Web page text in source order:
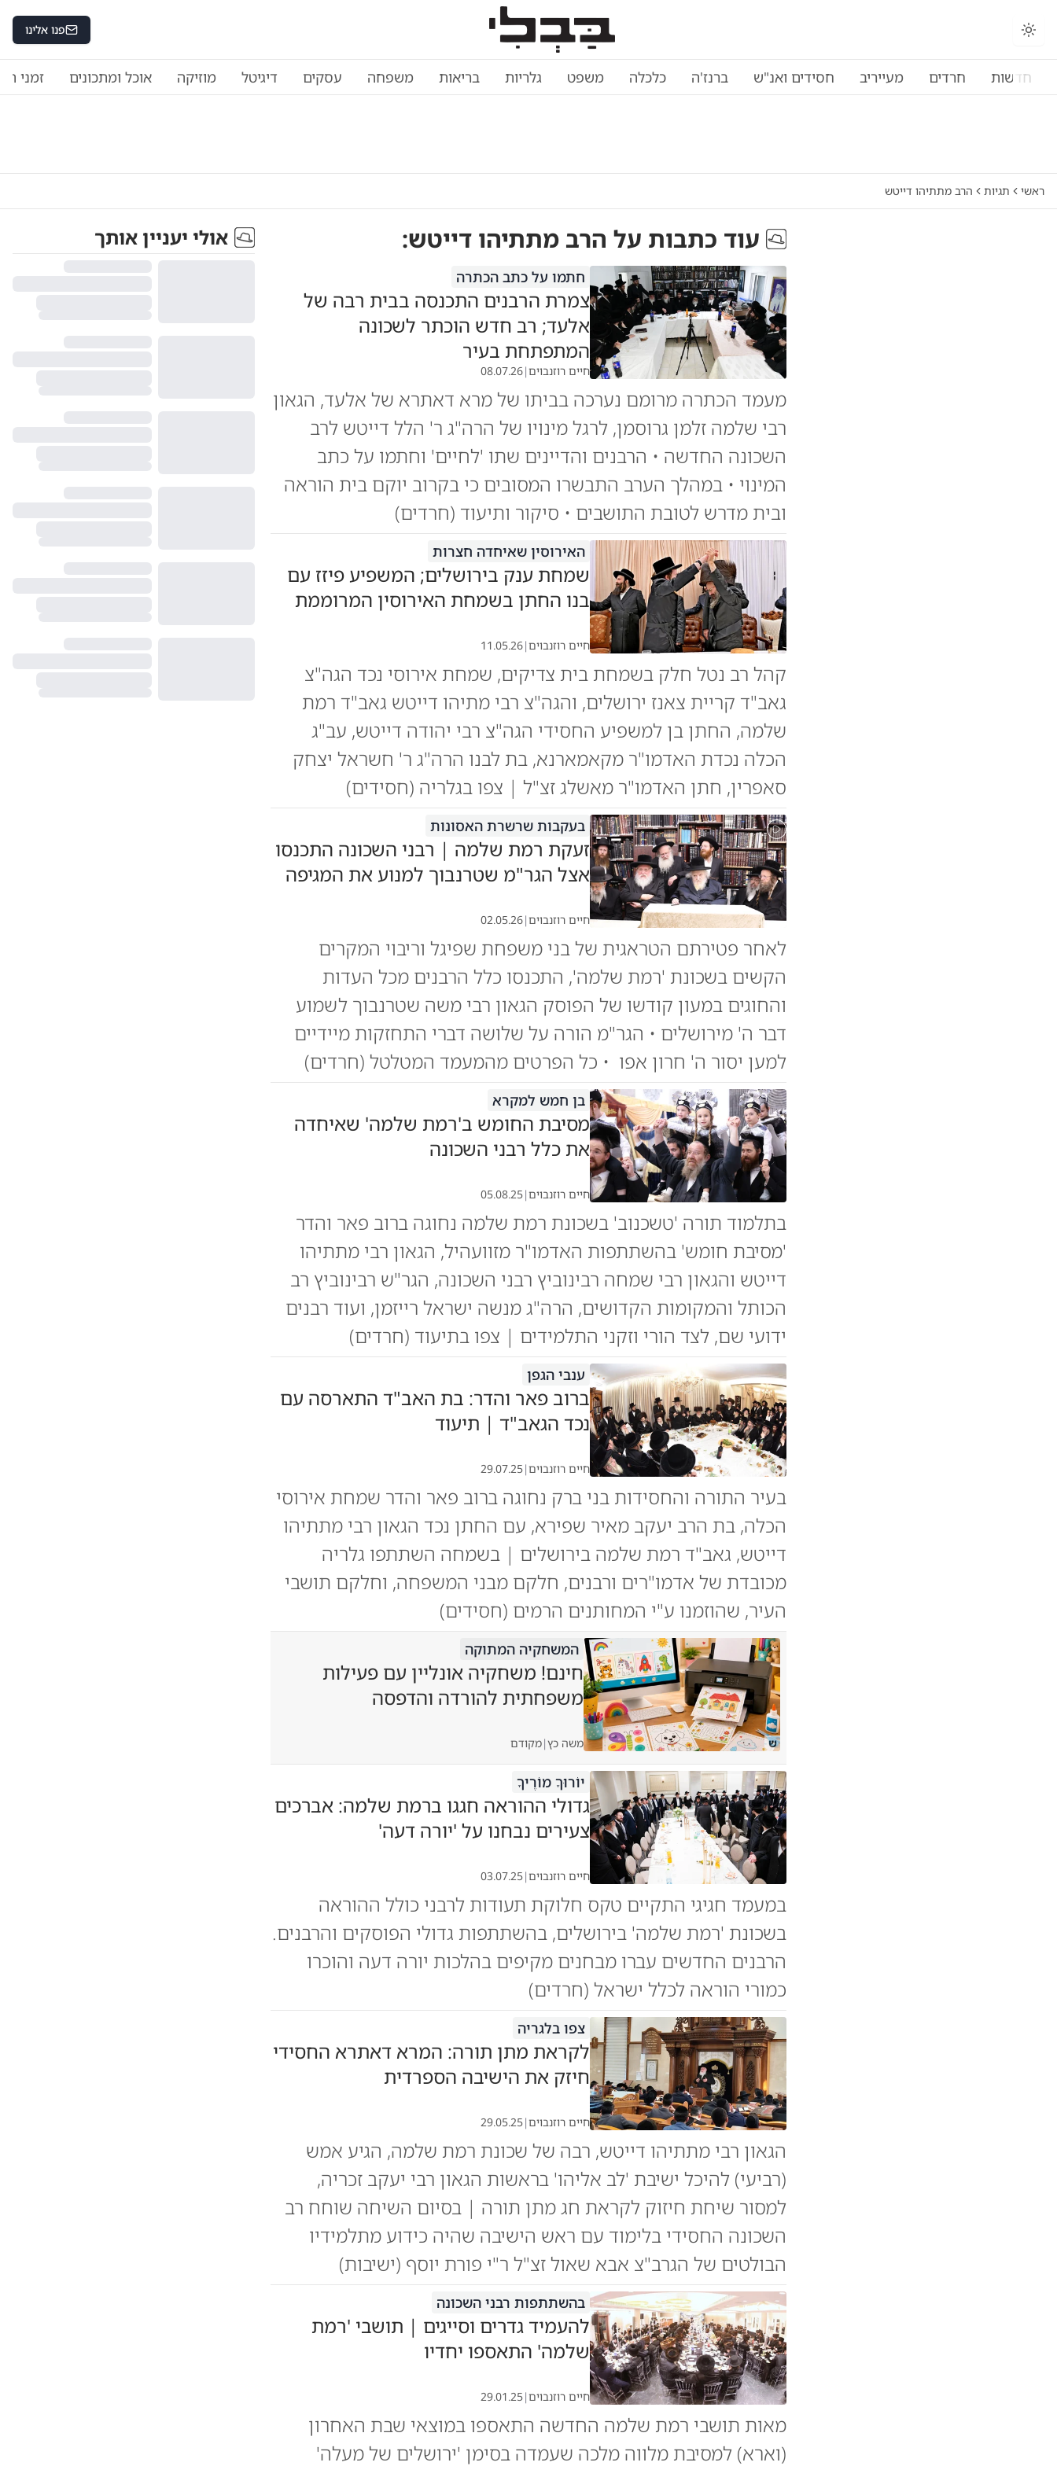
פנו אלינו
חדשות חרדים מעייריב חסידים ואנ"ש ברנז'ה כלכלה משפט גלריות בריאות משפחה עסקים דיגיטל מוזיקה אוכל ומתכונים זמני
ראשי תגיות הרב מתתיהו דייטש
עוד כתבות על הרב מתתיהו דייטש:
חתמו על כתב הכתרה
צמרת הרבנים התכנסה בבית רבה של
אלעד; רב חדש הוכתר לשכונה
המתפתחת בעיר
חיים רוזנבוים|
08.07.26
מעמד הכתרה מרומם נערכה בביתו של מרא דאתרא של אלעד, הגאון
רבי שלמה זלמן גרוסמן, לרגל מינויו של הרה"ג ר' הלל דייטש לרב
השכונה החדשה • הרבנים והדיינים שתו 'לחיים' וחתמו על כתב
המינוי • במהלך הערב התבשרו המסובים כי בקרוב יוקם בית הוראה
ובית מדרש לטובת התושבים • סיקור ותיעוד (חרדים)
האירוסין שאיחדה חצרות
שמחת ענק בירושלים; המשפיע פיזז עם
בנו החתן בשמחת האירוסין המרוממת
חיים רוזנבוים|
11.05.26
קהל רב נטל חלק בשמחת בית צדיקים, שמחת אירוסי נכד הגה"צ
גאב"ד קריית צאנז ירושלים, והגה"צ רבי מתיהו דייטש גאב"ד רמת
שלמה, החתן בן למשפיע החסידי הגה"צ רבי יהודה דייטש, עב"ג
הכלה נכדת האדמו"ר מקאמארנא, בת לבנו הרה"ג ר' חשראל יצחק
סאפרין, חתן האדמו"ר מאשלג זצ"ל | צפו בגלריה (חסידים)
בעקבות שרשרת האסונות
זעקת רמת שלמה | רבני השכונה התכנסו
אצל הגר"מ שטרנבוך למנוע את המגיפה
חיים רוזנבוים|
02.05.26
לאחר פטירתם הטראגית של בני משפחת שפיגל וריבוי המקרים
הקשים בשכונת 'רמת שלמה', התכנסו כלל הרבנים מכל העדות
והחוגים במעון קודשו של הפוסק הגאון רבי משה שטרנבוך לשמוע
דבר ה' מירושלים • הגר"מ הורה על שלושה דברי התחזקות מיידיים
למען יסור ה' חרון אפו • כל הפרטים מהמעמד המטלטל (חרדים)
בן חמש למקרא
מסיבת החומש ב'רמת שלמה' שאיחדה
את כלל רבני השכונה
חיים רוזנבוים|
05.08.25
בתלמוד תורה 'טשכנוב' בשכונת רמת שלמה נחוגה ברוב פאר והדר
'מסיבת חומש' בהשתתפות האדמו"ר מזוועהיל, הגאון רבי מתתיהו
דייטש והגאון רבי שמחה רבינוביץ רבני השכונה, הגר"ש רבינוביץ רב
הכותל והמקומות הקדושים, הרה"ג מנשה ישראל רייזמן, ועוד רבנים
ידועי שם, לצד הורי וזקני התלמידים | צפו בתיעוד (חרדים)
ענבי הגפן
ברוב פאר והדר: בת האב"ד התארסה עם
נכד הגאב"ד | תיעוד
חיים רוזנבוים|
29.07.25
בעיר התורה והחסידות בני ברק נחוגה ברוב פאר והדר שמחת אירוסי
הכלה, בת הרב יעקב מאיר שפירא, עם החתן נכד הגאון רבי מתתיהו
דייטש, גאב"ד רמת שלמה בירושלים | בשמחה השתתפו גלריה
מכובדת של אדמו"רים ורבנים, חלקם מבני המשפחה, וחלקם תושבי
העיר, שהוזמנו ע"י המחותנים הרמים (חסידים)
ש
המשחקיה המתוקה
חינם! משחקיה אונליין עם פעילות
משפחתית להורדה והדפסה
משה כץ|מקודם
יוֹרוּךָ מוֹרֶיךָ
גדולי ההוראה חגגו ברמת שלמה: אברכים
צעירים נבחנו על 'יורה דעה'
חיים רוזנבוים|
03.07.25
במעמד חגיגי התקיים טקס חלוקת תעודות לרבני כולל ההוראה
בשכונת 'רמת שלמה' בירושלים, בהשתתפות גדולי הפוסקים והרבנים.
הרבנים החדשים עברו מבחנים מקיפים בהלכות יורה דעה והוכרו
כמורי הוראה לכלל ישראל (חרדים)
צפו בלגריה
לקראת מתן תורה: המרא דאתרא החסידי
חיזק את הישיבה הספרדית
חיים רוזנבוים|
29.05.25
הגאון רבי מתתיהו דייטש, רבה של שכונת רמת שלמה, הגיע אמש
(רביעי) להיכל ישיבת 'לב אליהו' בראשות הגאון רבי יעקב זכריה,
למסור שיחת חיזוק לקראת חג מתן תורה | בסיום השיחה שוחח רב
השכונה החסידי בלימוד עם ראש הישיבה שהיה כידוע מתלמידיו
הבולטים של הגרב"צ אבא שאול זצ"ל ר"י פורת יוסף (ישיבות)
בהשתתפות רבני השכונה
להעמיד גדרים וסייגים | תושבי 'רמת
שלמה' התאספו יחדיו
חיים רוזנבוים|
29.01.25
מאות תושבי רמת שלמה החדשה התאספו במוצאי שבת האחרון
(וארא) למסיבת מלווה מלכה שעמדה בסימן 'ירושלים של מעלה'
אולי יעניין אותך